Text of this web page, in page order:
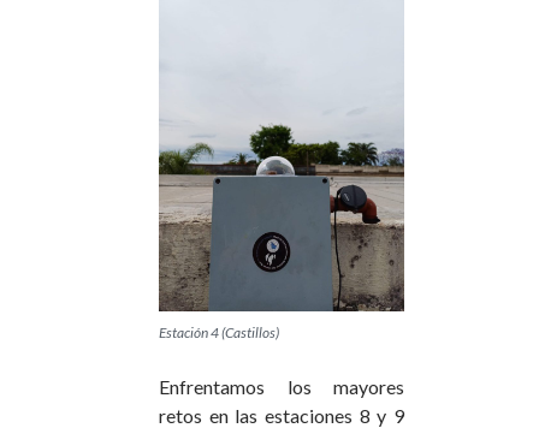
Estación 4 (Castillos)
Enfrentamos los mayores
retos en las estaciones 8 y 9